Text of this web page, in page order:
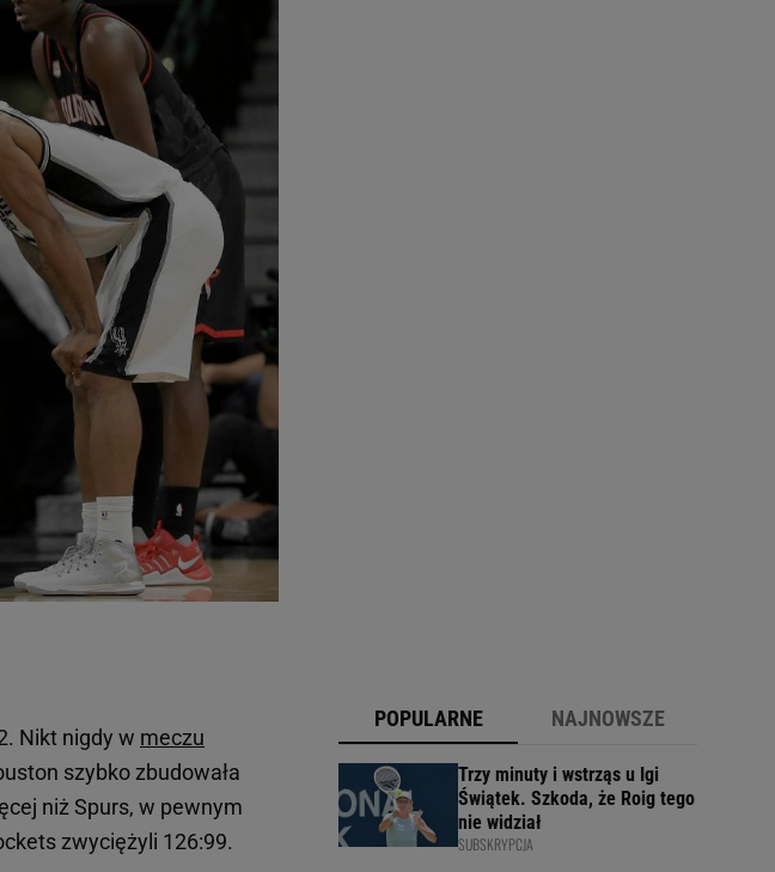
Nikt nigdy w meczu
szybko zbudowała
niż Spurs, w pewnym
zwyciężyli 126:99.
POPULARNE NAJNOWSZE
Trzy minuty i wstrząs u Igi
Świątek. Szkoda, że Roig tego
nie widział
SUBSKRYPCJA